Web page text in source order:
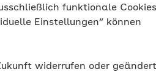
funktionale Cookies
Einstellungen“ können
widerrufen oder geändert
wie Gonorrhoe und
führen.